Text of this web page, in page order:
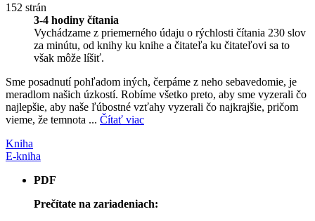
152 strán
3-4 hodiny čítania
Vychádzame z priemerného údaju o rýchlosti čítania 230 slov
za minútu, od knihy ku knihe a čitateľa ku čitateľovi sa to
však môže líšiť.
Sme posadnutí pohľadom iných, čerpáme z neho sebavedomie, je
meradlom našich úzkostí. Robíme všetko preto, aby sme vyzerali čo
najlepšie, aby naše ľúbostné vzťahy vyzerali čo najkrajšie, pričom
vieme, že temnota ... Čítať viac
Kniha
E-kniha
PDF
Prečítate na zariadeniach: